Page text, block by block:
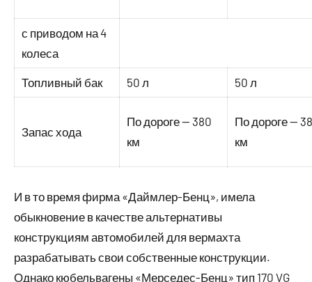
с приводом на 4
колеса
Топливный бак 50 л 50 л
Запас хода
По дороге — 380
км
По дороге —
км
И в то время фирма «Даймлер-Бенц», имела
обыкновение в качестве альтернативы
конструкциям автомобилей для вермахта
разрабатывать свои собственные конструкции.
Однако кюбельвагены «Мерседес-Бенц» тип 170 VG